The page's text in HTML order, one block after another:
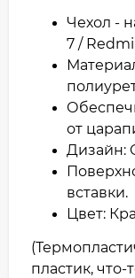
Чехол -
7 /
от
Дизайн:
вставки.
Цвет:
пластик,